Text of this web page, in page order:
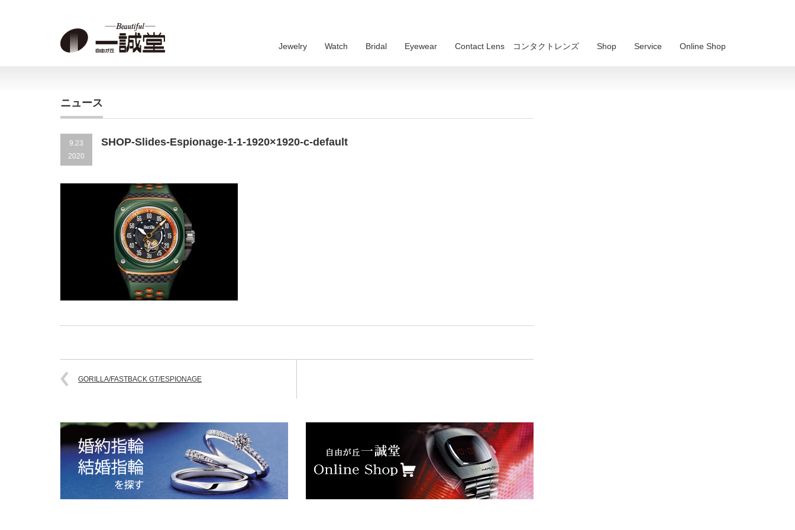
Jewelry Watch Bridal Eyewear Contact Lens コンタクトレンズ Shop Service Online Shop
ニュース
9.23
2020
SHOP-Slides-Espionage-1-1-1920×1920-c-default
GORILLA/FASTBACK GT/ESPIONAGE